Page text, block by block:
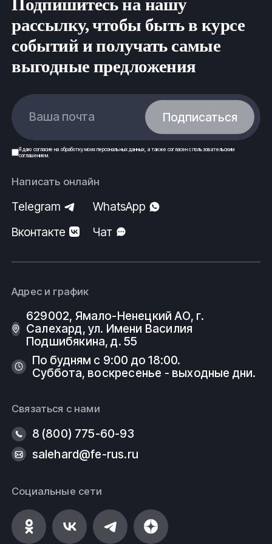
Вся продукция выполнена согласно нормам
безопасности, государственным стандартам (ГОСТ)
и техническим условиям (ТУ).
ООО ФеРус,г.Салехард.
Подпишитесь на нашу
рассылку, чтобы быть в курсе
событий и получать самые
выгодные предложения
Ваша почта Подписаться
Я даю согласие на обработку моих персональных данных , а также согласен спользовательским
соглашением.
Написать онлайн
Telegram
WhatsApp
Вконтакте
Чат
Адрес и график
629002, Ямало-Ненецкий АО, г.
Салехард, ул. Имени Василия
Подшибякина, д. 55
По будням с 9:00 до 18:00.
Суббота, воскресенье - выходные дни.
Связаться с нами
8 (800) 775-60-93
salehard@fe-rus.ru
Социальные сети